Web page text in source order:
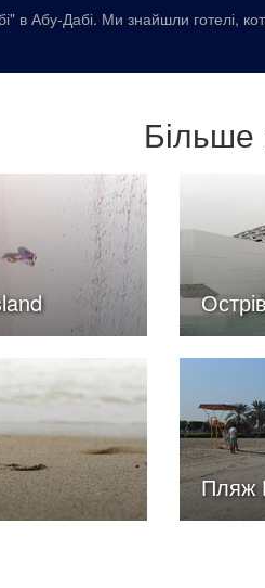
в Абу-Дабі. Ми знайшли готелі,
Більше
Пляж